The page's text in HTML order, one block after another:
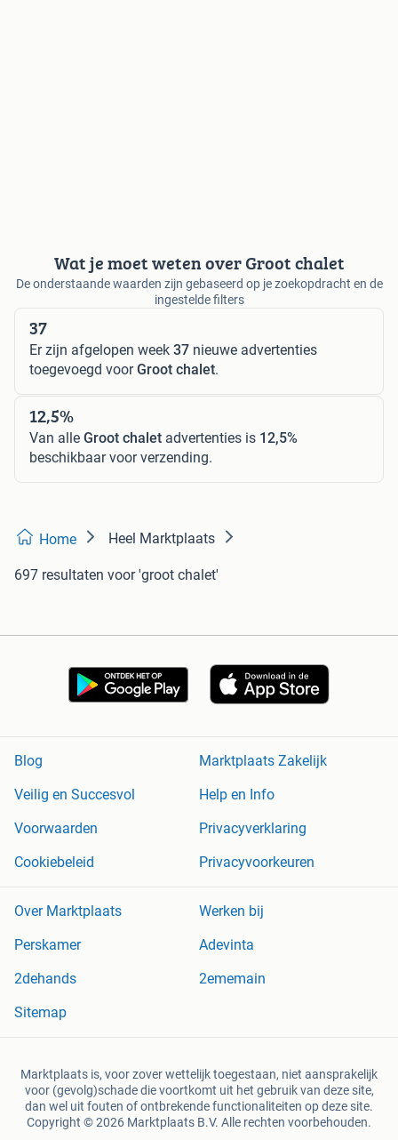
Wat je moet weten over Groot chalet
De onderstaande waarden zijn gebaseerd op je zoekopdracht en de
ingestelde filters
37
Er zijn afgelopen week 37 nieuwe advertenties
toegevoegd voorGroot chalet.
12,5%
Van alle Groot chalet advertenties is 12,5%
beschikbaar voor verzending.
Home Heel Marktplaats
697 resultaten voor 'groot chalet'
Blog
Marktplaats Zakelijk
Veilig en Succesvol
Help en Info
Voorwaarden
Privacyverklaring
Cookiebeleid
Privacyvoorkeuren
Over Marktplaats
Werken bij
Perskamer
Adevinta
2dehands
2ememain
Sitemap
Marktplaats is, voor zover wettelijk toegestaan, niet aansprakelijk
voor (gevolg)schade die voortkomt uit het gebruik van deze site,
dan wel uit fouten of ontbrekende functionaliteiten op deze site.
Copyright © 2026 Marktplaats B.V. Alle rechten voorbehouden.